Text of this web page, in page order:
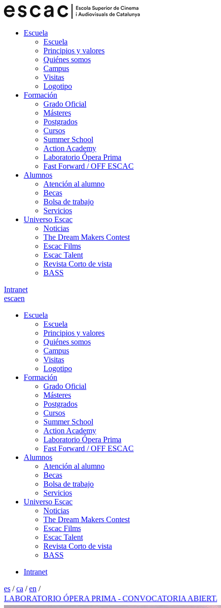
Escuela
Escuela
Principios y valores
Quiénes somos
Campus
Visitas
Logotipo
Formación
Grado Oficial
Másteres
Postgrados
Cursos
Summer School
Action Academy
Laboratorio Ópera Prima
Fast Forward / OFF ESCAC
Alumnos
Atención al alumno
Becas
Bolsa de trabajo
Servicios
Universo Escac
Noticias
The Dream Makers Contest
Escac Films
Escac Talent
Revista Corto de vista
BASS
Intranet
escaen
Escuela
Escuela
Principios y valores
Quiénes somos
Campus
Visitas
Logotipo
Formación
Grado Oficial
Másteres
Postgrados
Cursos
Summer School
Action Academy
Laboratorio Ópera Prima
Fast Forward / OFF ESCAC
Alumnos
Atención al alumno
Becas
Bolsa de trabajo
Servicios
Universo Escac
Noticias
The Dream Makers Contest
Escac Films
Escac Talent
Revista Corto de vista
BASS
Intranet
es /ca /en /
ÓPERA PRIMA - CONVOCATORIA ABIERTA